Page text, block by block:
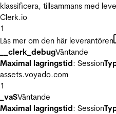
klassificera, tillsammans med
Clerk.io
1
Läs mer om den här leverantören
__clerk_debugVäntande
Maximal lagringstid: Session
assets.voyado.com
1
_vaSVäntande
Maximal lagringstid: Session